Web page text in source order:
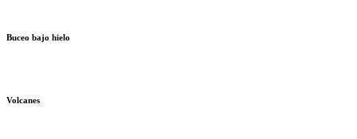
Buceo bajo hielo
Volcanes